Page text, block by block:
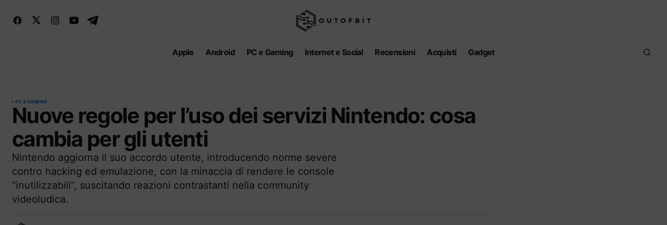
Apple Android PC e Gaming Internet e Social Recensioni Acquisti Gadget
PC E GAMING
Nuove regole per l’uso dei servizi Nintendo: cosa
cambia per gli utenti
Nintendo aggiorna il suo accordo utente, introducendo norme severe
contro hacking ed emulazione, con la minaccia di rendere le console
“inutilizzabili”, suscitando reazioni contrastanti nella community
videoludica.